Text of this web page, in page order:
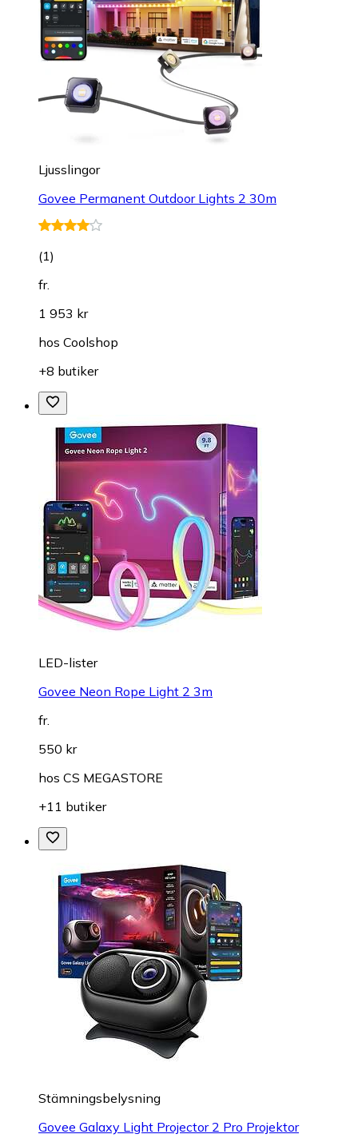
Ljusslingor
Govee Permanent Outdoor Lights 2 30m
(1)
fr.
1 953 kr
hos Coolshop
+8 butiker
LED-lister
Govee Neon Rope Light 2 3m
fr.
550 kr
hos CS MEGASTORE
+11 butiker
Stämningsbelysning
Govee Galaxy Light Projector 2 Pro Projektor